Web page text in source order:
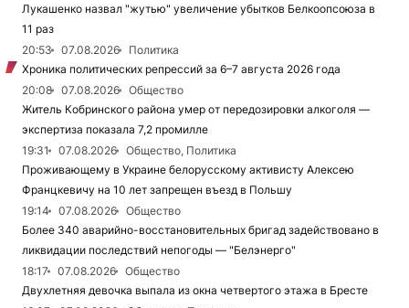
Лукашенко назвал "жутью" увеличение убытков Белкоопсоюза в
11 раз
20:53
07.08.2026
Политика
Хроника политических репрессий за 6–7 августа 2026 года
20:08
07.08.2026
Общество
Житель Кобринского района умер от передозировки алкоголя —
экспертиза показала 7,2 промилле
19:31
07.08.2026
Общество, Политика
Проживающему в Украине белорусскому активисту Алексею
Францкевичу на 10 лет запрещен въезд в Польшу
19:14
07.08.2026
Общество
Более 340 аварийно-восстановительных бригад задействовано в
ликвидации последствий непогоды — "Белэнерго"
18:17
07.08.2026
Общество
Двухлетняя девочка выпала из окна четвертого этажа в Бресте